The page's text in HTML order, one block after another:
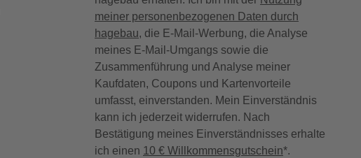
meiner personenbezogenen Daten durch
hagebau, die E-Mail-Werbung, die Analyse
meines E-Mail-Umgangs sowie die
Zusammenführung und Analyse meiner
Kaufdaten, Coupons und Kartenvorteile
umfasst, einverstanden. Mein Einverständnis
kann ich jederzeit widerrufen. Nach
Bestätigung meines Einverständnisses erhalte
ich einen 10 € Willkommensgutschein*.